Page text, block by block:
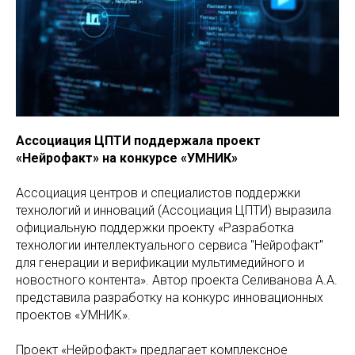
Ассоциация ЦПТИ поддержала проект
«Нейрофакт» на конкурсе «УМНИК»
Ассоциация центров и специалистов поддержки
технологий и инноваций (Ассоциация ЦПТИ) выразила
официальную поддержки проекту «Разработка
технологии интеллектуального сервиса "Нейрофакт"
для генерации и верификации мультимедийного и
новостного контента». Автор проекта Селиванова А.А.
представила разработку на конкурс инновационных
проектов «УМНИК».
Проект «Нейрофакт» предлагает комплексное